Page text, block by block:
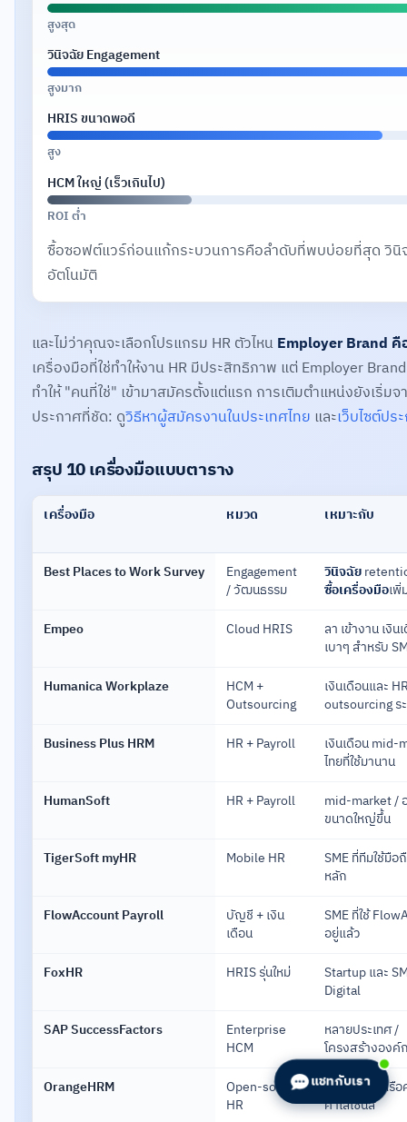
สูงสุด
วินิจฉัย Engagement
สูงมาก
HRIS ขนาดพอดี
สูง
HCM ใหญ่ (เร็วเกินไป)
ROI ต่ำ
ซื้อซอฟต์แวร์ก่อนแก้กระบวนการคือลำดับที่พบบ่อยที่สุด วินิ
อัตโนมัติ
และไม่ว่าคุณจะเลือกโปรแกรม HR ตัวไหน Employer Brand
เครื่องมือที่ใช่ทำให้งาน HR มีประสิทธิภาพ แต่ Employer
ทำให้ "คนที่ใช่" เข้ามาสมัครตั้งแต่แรก การเติมตำแหน่งยังเริ่ม
ประกาศที่ชัด: ดูวิธีหาผู้สมัครงานในประเทศไทย และเว็บไซต์ป
สรุป 10 เครื่องมือแบบตาราง
เครื่องมือ หมวด เหมาะกับ
Best Places to Work Survey
Engagement
/ วัฒนธรรม
วินิจฉัย
ซื้อเครื่องมือเพิ่
Empeo
Cloud HRIS
ลา เข้างาน เงิ
เบาๆ สำหรับ
Humanica Workplaze
HCM +
Outsourcing
เงินเดือนและ
outsourcing
Business Plus HRM
HR + Payroll
เงินเดือน mid-
ไทยที่ใช้มานาน
HumanSoft
HR + Payroll
mid-market /
ขนาดใหญ่ขึ้น
TigerSoft myHR
Mobile HR
SME ที่ทีมใช้มือ
หลัก
FlowAccount Payroll
บัญชี + เงิน
เดือน
SME ที่ใช้
อยู่แล้ว
FoxHR
HRIS รุ่นใหม่
Startup และ
Digital
SAP SuccessFactors
Enterprise
HCM
หลายประเทศ /
โครงสร้างอง
OrangeHRM
Open-source
HR
Self-host
หรื
ค่าไลเซนส์
แชทกับเรา